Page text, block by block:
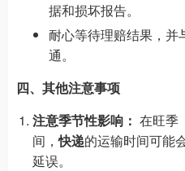
据和损坏报告。
耐心等待理赔结果，并
通。
四、其他注意事项
注意季节性影响： 在旺季
间，快递的运输时间可能
延误。